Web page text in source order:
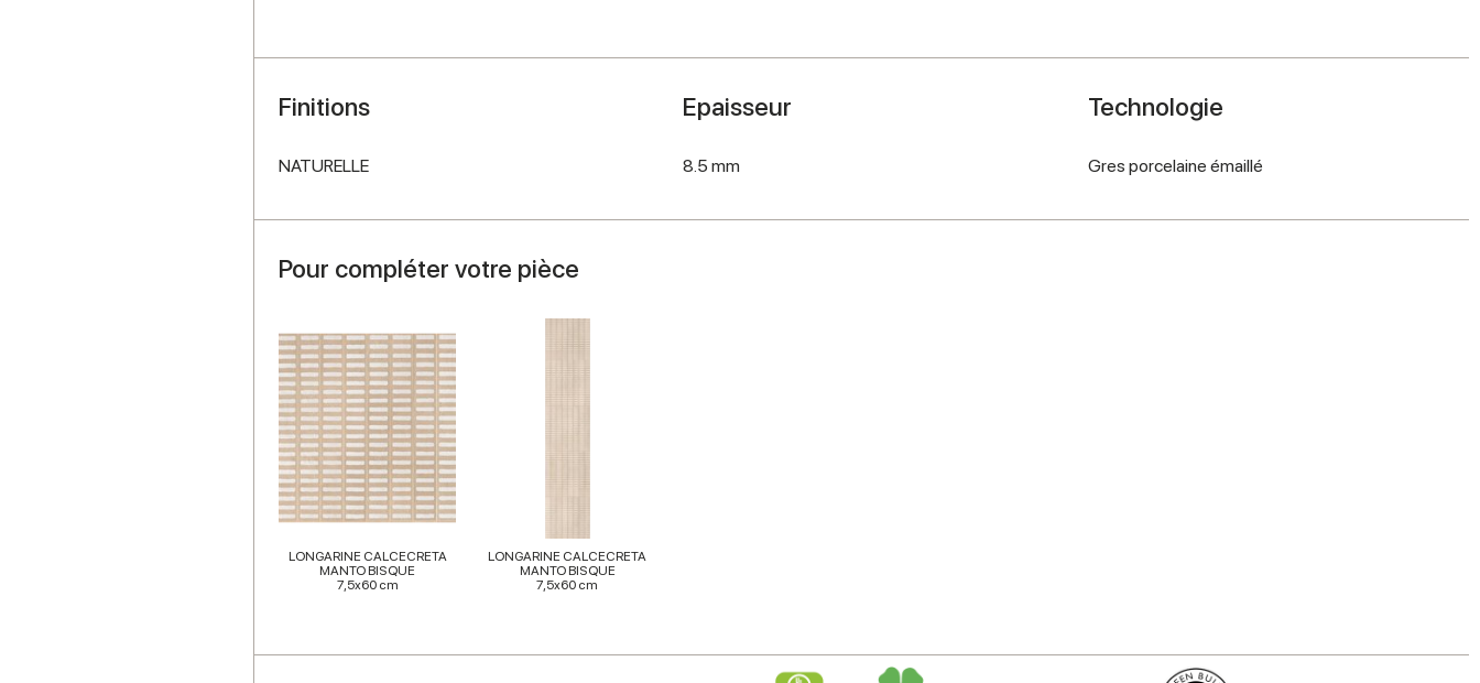
Finitions
NATURELLE
Epaisseur
8.5 mm
Technologie
Gres porcelaine émaillé
Pour compléter votre pièce
LONGARINE CALCECRETA
MANTO BISQUE
7,5x60 cm
LONGARINE CALCECRETA
MANTO BISQUE
7,5x60 cm